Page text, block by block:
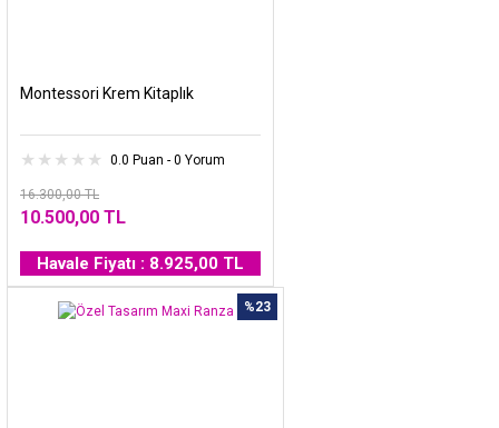
Montessori Krem Kitaplık
0.0 Puan - 0 Yorum
16.300,00 TL
10.500,00 TL
Havale Fiyatı : 8.925,00 TL
%23